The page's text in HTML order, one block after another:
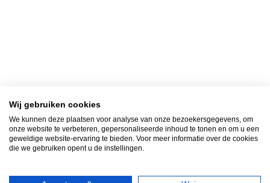
Wij gebruiken cookies
We kunnen deze plaatsen voor analyse van onze bezoekersgegevens, om
onze website te verbeteren, gepersonaliseerde inhoud te tonen en om u een
geweldige website-ervaring te bieden. Voor meer informatie over de cookies
die we gebruiken opent u de instellingen.